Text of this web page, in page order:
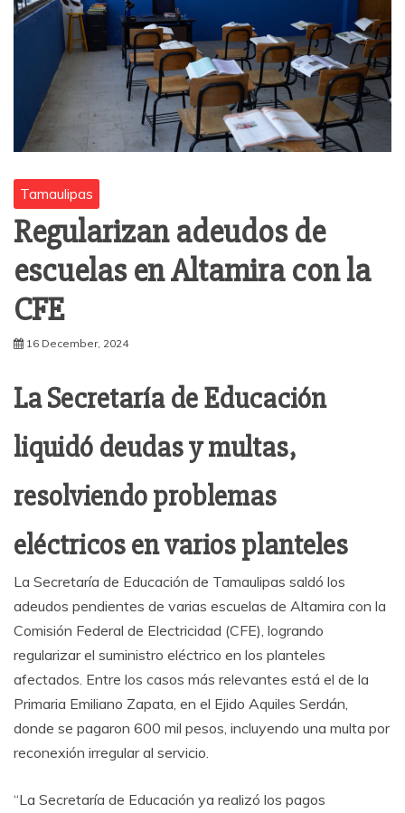
Tamaulipas
Regularizan adeudos de
escuelas en Altamira con la
CFE
16 December, 2024
La Secretaría de Educación
liquidó deudas y multas,
resolviendo problemas
eléctricos en varios planteles
La Secretaría de Educación de Tamaulipas saldó los
adeudos pendientes de varias escuelas de Altamira con la
Comisión Federal de Electricidad (CFE), logrando
regularizar el suministro eléctrico en los planteles
afectados. Entre los casos más relevantes está el de la
Primaria Emiliano Zapata, en el Ejido Aquiles Serdán,
donde se pagaron 600 mil pesos, incluyendo una multa por
reconexión irregular al servicio.
“La Secretaría de Educación ya realizó los pagos